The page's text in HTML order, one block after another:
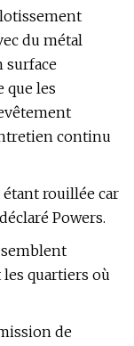
du métal
surface
que les
continu
rouillée car
Powers.
quartiers où
de